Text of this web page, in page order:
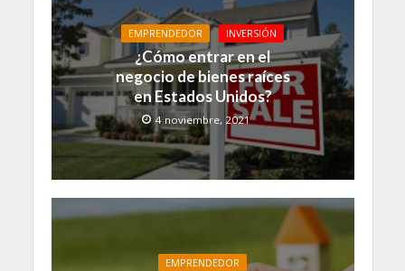
EMPRENDEDOR INVERSIÓN
¿Cómo entrar en el
negocio de bienes raíces
en Estados Unidos?
4 noviembre, 2021
EMPRENDEDOR